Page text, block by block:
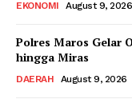
EKONOMI August 9, 2026
Polres Maros Gelar
hingga Miras
DAERAH August 9, 2026